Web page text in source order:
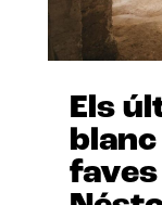
Els